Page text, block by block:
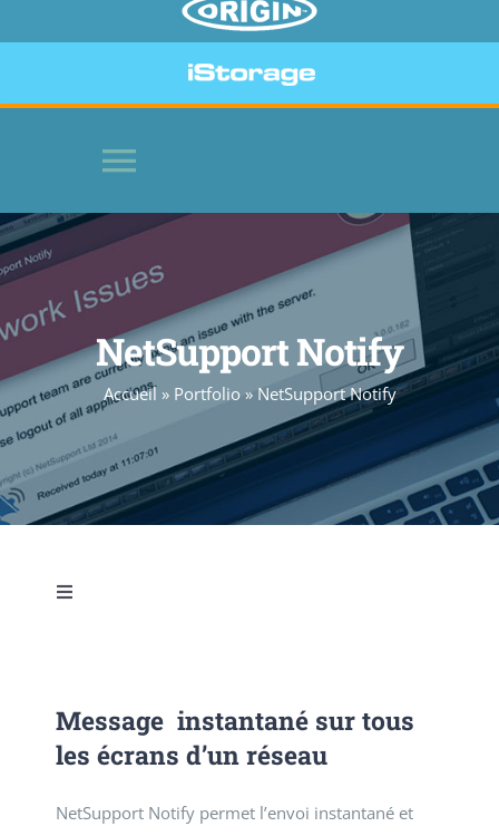
Toggle
Navigation
HOME
LOGICIELS
PÉRIPHÉRIQUES SÉCURISÉS
SITE WEB
NetSupport Notify
Accueil» Portfolio» NetSupport Notify
Toggle
CARACTÉRISTIQUES
Message instantané sur tous
les écrans d’un réseau
NetSupport Notify permet l’envoi instantané et